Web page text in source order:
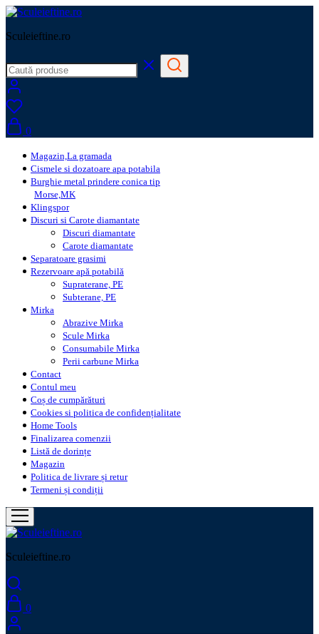
Sculeieftine.ro
0
Magazin,La gramada
Cismele si dozatoare apa potabila
Burghie metal prindere conica tip
Morse,MK
Klingspor
Discuri si Carote diamantate
Discuri diamantate
Carote diamantate
Separatoare grasimi
Rezervoare apă potabilă
Supraterane, PE
Subterane, PE
Mirka
Abrazive Mirka
Scule Mirka
Consumabile Mirka
Perii carbune Mirka
Contact
Contul meu
Coș de cumpărături
Cookies si politica de confidențialitate
Home Tools
Finalizarea comenzii
Listă de dorințe
Magazin
Politica de livrare și retur
Termeni și condiții
Sculeieftine.ro
0